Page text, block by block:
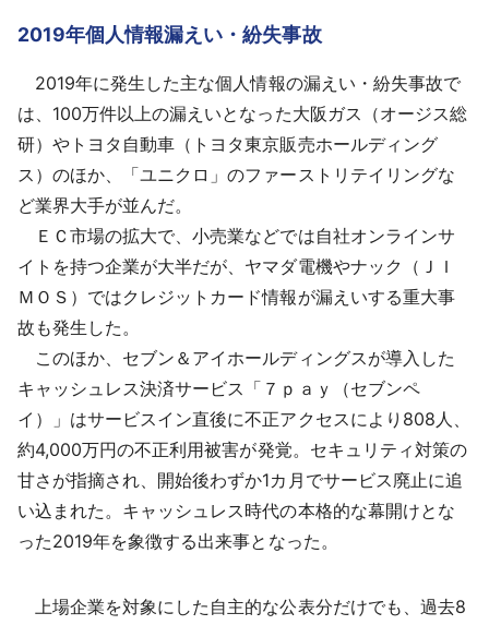
2019年個人情報漏えい・紛失事故
2019年に発生した主な個人情報の漏えい・紛失事故で
は、100万件以上の漏えいとなった大阪ガス（オージス総
研）やトヨタ自動車（トヨタ東京販売ホールディング
ス）のほか、「ユニクロ」のファーストリテイリングな
ど業界大手が並んだ。
ＥＣ市場の拡大で、小売業などでは自社オンラインサ
イトを持つ企業が大半だが、ヤマダ電機やナック（ＪＩ
ＭＯＳ）ではクレジットカード情報が漏えいする重大事
故も発生した。
このほか、セブン＆アイホールディングスが導入した
キャッシュレス決済サービス「７ｐａｙ（セブンペ
イ）」はサービスイン直後に不正アクセスにより808人、
約4,000万円の不正利用被害が発覚。セキュリティ対策の
甘さが指摘され、開始後わずか1カ月でサービス廃止に追
い込まれた。キャッシュレス時代の本格的な幕開けとな
った2019年を象徴する出来事となった。
上場企業を対象にした自主的な公表分だけでも、過去8